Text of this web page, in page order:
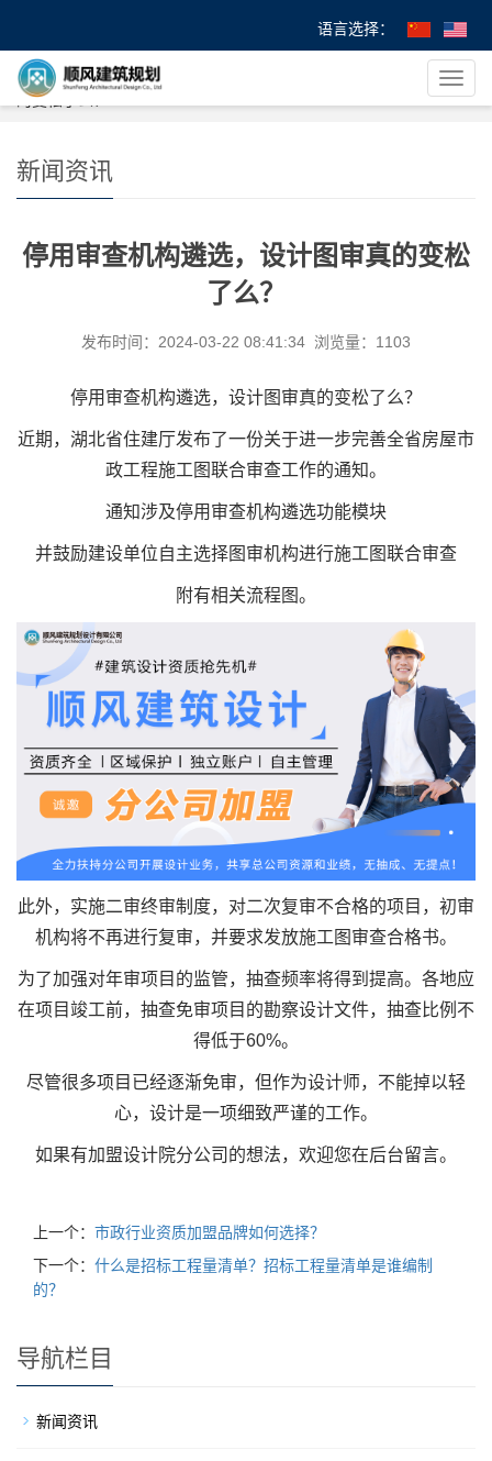
语言选择：
导
航
您的位置：首 页>
> 停用审查机构遴选，设计图审真
的变松了么？
新闻资讯
停用审查机构遴选，设计图审真的变松
了么？
发布时间：2024-03-22 08:41:34 浏览量：1103
停用审查机构遴选，设计图审真的变松了么？
近期，湖北省住建厅发布了一份关于进一步完善全省房屋市
政工程施工图联合审查工作的通知。
通知涉及停用审查机构遴选功能模块
并鼓励建设单位自主选择图审机构进行施工图联合审查
附有相关流程图。
此外，实施二审终审制度，对二次复审不合格的项目，初审
机构将不再进行复审，并要求发放施工图审查合格书。
为了加强对年审项目的监管，抽查频率将得到提高。各地应
在项目竣工前，抽查免审项目的勘察设计文件，抽查比例不
得低于60%。
尽管很多项目已经逐渐免审，但作为设计师，不能掉以轻
心，设计是一项细致严谨的工作。
如果有加盟设计院分公司的想法，欢迎您在后台留言。
上一个： 市政行业资质加盟品牌如何选择？
下一个： 什么是招标工程量清单？招标工程量清单是谁编制
的？
导航栏目
新闻资讯